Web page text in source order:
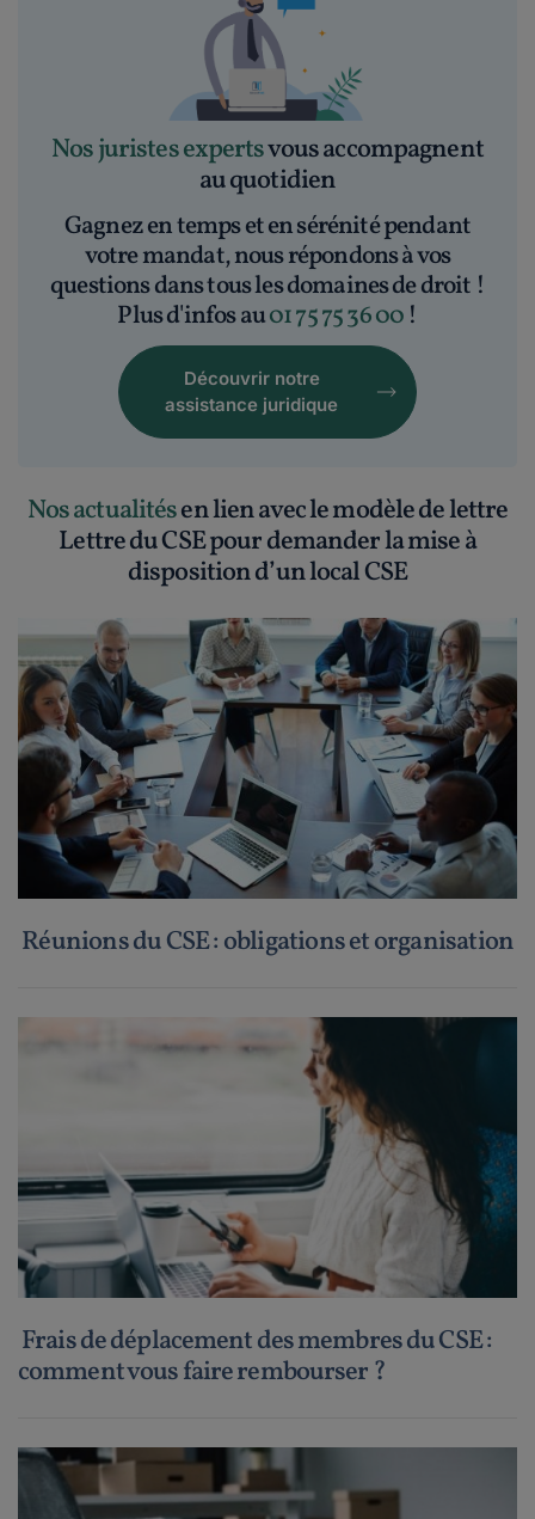
Nos juristes expertsvous accompagnent
au quotidien
Gagnez en temps et en sérénité pendant
votre mandat, nous répondons à vos
questions dans tous les domaines de droit !
Plus d'infos au01 75 75 36 00 !
Découvrir notre
assistance juridique
Nos actualitésen lien avec le modèle de lettre
Lettre du CSE pour demander la mise à
disposition d’un local CSE
Réunions du CSE : obligations et organisation
Frais de déplacement des membres du CSE :
comment vous faire rembourser ?